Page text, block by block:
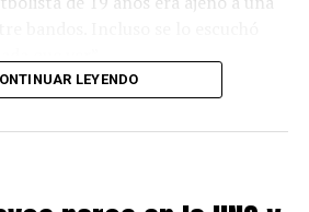
de un comunicado, aseguraron
ningún incidente.
LEYENDO